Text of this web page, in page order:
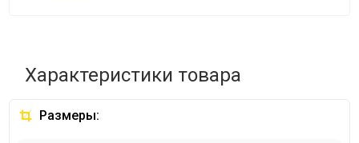
Характеристики товара
Размеры: